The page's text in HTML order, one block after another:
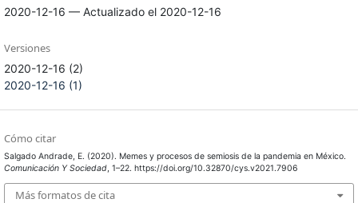
2020-12-16 — Actualizado el 2020-12-16
Versiones
2020-12-16 (2)
2020-12-16 (1)
Cómo citar
Salgado Andrade, E. (2020). Memes y procesos de semiosis de la pandemia en México.
Comunicación Y Sociedad, 1–22. https://doi.org/10.32870/cys.v2021.7906
Más formatos de cita